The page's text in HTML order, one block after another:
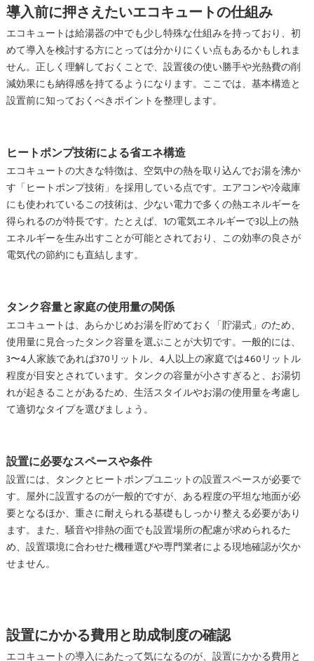
導入前に押さえたいエコキュートの仕組み
エコキュートは給湯器の中でも少し特殊な仕組みを持っており、初
めて導入を検討する方にとっては分かりにくい点もあるかもしれま
せん。正しく理解しておくことで、設置後の使い勝手や光熱費の削
減効果にも納得感を持てるようになります。ここでは、基本構造と
設置前に知っておくべきポイントを整理します。
ヒートポンプ技術による省エネ構造
エコキュートの大きな特徴は、空気中の熱を取り込んでお湯を沸か
す「ヒートポンプ技術」を採用している点です。エアコンや冷蔵庫
にも使われているこの技術は、少ない電力で多くの熱エネルギーを
得られるのが特長です。たとえば、1の電気エネルギーで3以上の熱
エネルギーを生み出すことが可能とされており、この効率の良さが
電気代の節約にも直結します。
タンク容量と家庭の使用量の関係
エコキュートは、あらかじめお湯を貯めておく「貯湯式」のため、
使用量に見合ったタンク容量を選ぶことが大切です。一般的には、
3〜4人家族であれば370リットル、4人以上の家庭では460リットル
程度が目安とされています。タンクの容量が小さすぎると、お湯切
れが起きることがあるため、生活スタイルやお湯の使用量を考慮し
て適切なタイプを選びましょう。
設置に必要なスペースや条件
設置には、タンクとヒートポンプユニットの設置スペースが必要で
す。屋外に設置するのが一般的ですが、ある程度の平坦な地面が必
要となるほか、重さに耐えられる基礎もしっかり整える必要があり
ます。また、騒音や排熱の面でも設置場所の配慮が求められるた
め、設置環境に合わせた機種選びや専門業者による現地確認が欠か
せません。
設置にかかる費用と助成制度の確認
エコキュートの導入にあたって気になるのが、設置にかかる費用と